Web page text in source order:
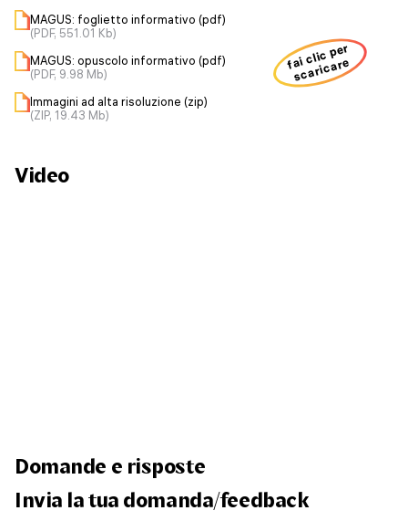
MAGUS: foglietto informativo (pdf)
(PDF, 551.01 Kb)
MAGUS: opuscolo informativo (pdf)
(PDF, 9.98 Mb)
Immagini ad alta risoluzione (zip)
(ZIP, 19.43 Mb)
fai clic per
scaricare
Video
Domande e risposte
Invia la tua domanda/feedback